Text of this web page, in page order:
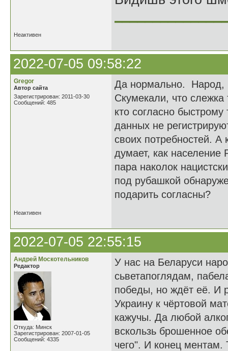
Неактивен
2022-07-05 09:58:22
Gregor
Автор сайта
Зарегистрирован: 2011-03-30
Сообщений: 485
Да нормально. Народ,
Скумекали, что
кто согласно
данных не
своих потребностей.
думает, как население
пара наколок
под рубашкой
подарить согласны?
Неактивен
2022-07-05 22:55:15
Андрей Москотельников
Редактор
Откуда: Минск
Зарегистрирован: 2007-01-05
Сообщений: 4335
У нас на Беларуси
сьветапоглядам,
победы, но ждёт её. И
Украину к чёртовой
кажучы. Да любой
вскользь брошенное
чего". И конец ментам.